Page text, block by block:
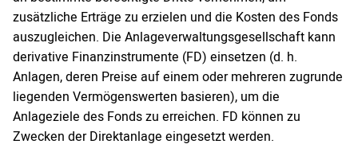
zusätzliche Erträge zu erzielen und die Kosten des Fonds
auszugleichen. Die Anlageverwaltungsgesellschaft kann
derivative Finanzinstrumente (FD) einsetzen (d. h.
Anlagen, deren Preise auf einem oder mehreren zugrunde
liegenden Vermögenswerten basieren), um die
Anlageziele des Fonds zu erreichen. FD können zu
Zwecken der Direktanlage eingesetzt werden.